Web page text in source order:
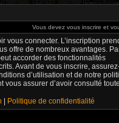
Vous devez vous inscrire et
vous connecter. L’inscription
offre de nombreux avantages.
accorder des fonctionnalités
Avant de vous inscrire,
d’utilisation et de notre
assurer d’avoir consulté
Politique de confidentialité